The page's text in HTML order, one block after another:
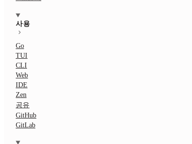
사용
Go
TUI
CLI
Web
IDE
Zen
공유
GitHub
GitLab